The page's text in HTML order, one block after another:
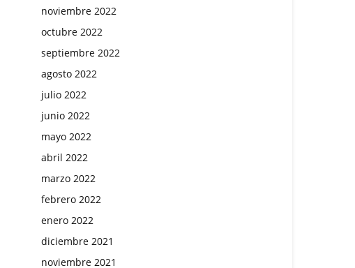
noviembre 2022
octubre 2022
septiembre 2022
agosto 2022
julio 2022
junio 2022
mayo 2022
abril 2022
marzo 2022
febrero 2022
enero 2022
diciembre 2021
noviembre 2021